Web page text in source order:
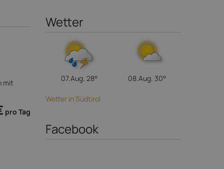
mit
pro Tag
Wetter
07.Aug. 28° 08.Aug. 30°
Wetter in Südtirol
Facebook